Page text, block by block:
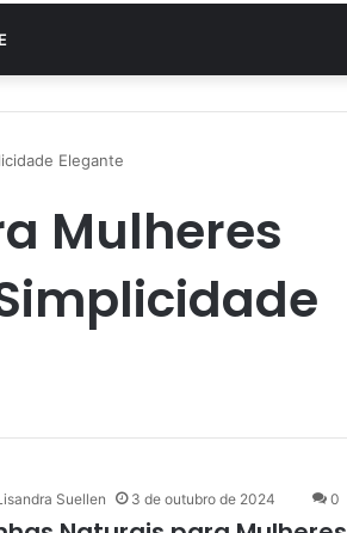
Elegante
Mulheres
Suellen 3 de outubro de 2024 0